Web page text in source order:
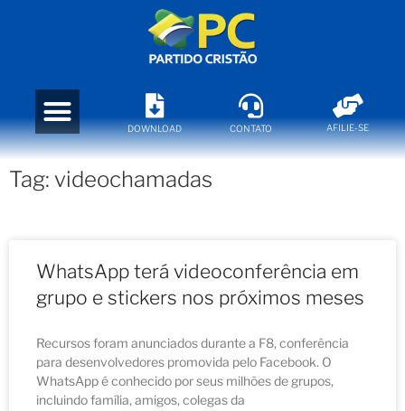
DOWNLOAD CONTATO AFILIE-SE
Tag: videochamadas
WhatsApp terá videoconferência em
grupo e stickers nos próximos meses
Recursos foram anunciados durante a F8, conferência
para desenvolvedores promovida pelo Facebook. O
WhatsApp é conhecido por seus milhões de grupos,
incluindo família, amigos, colegas da